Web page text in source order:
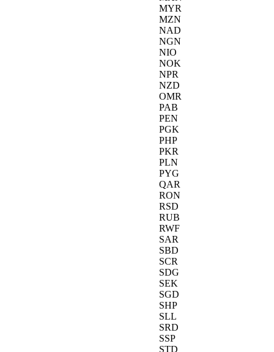
MYR
MZN
NAD
NGN
NIO
NOK
NPR
NZD
OMR
PAB
PEN
PGK
PHP
PKR
PLN
PYG
QAR
RON
RSD
RUB
RWF
SAR
SBD
SCR
SDG
SEK
SGD
SHP
SLL
SRD
SSP
STD